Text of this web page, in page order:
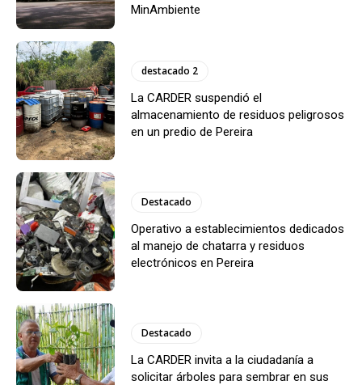
MinAmbiente
destacado 2
La CARDER suspendió el
almacenamiento de residuos peligrosos
en un predio de Pereira
Destacado
Operativo a establecimientos dedicados
al manejo de chatarra y residuos
electrónicos en Pereira
Destacado
La CARDER invita a la ciudadanía a
solicitar árboles para sembrar en sus